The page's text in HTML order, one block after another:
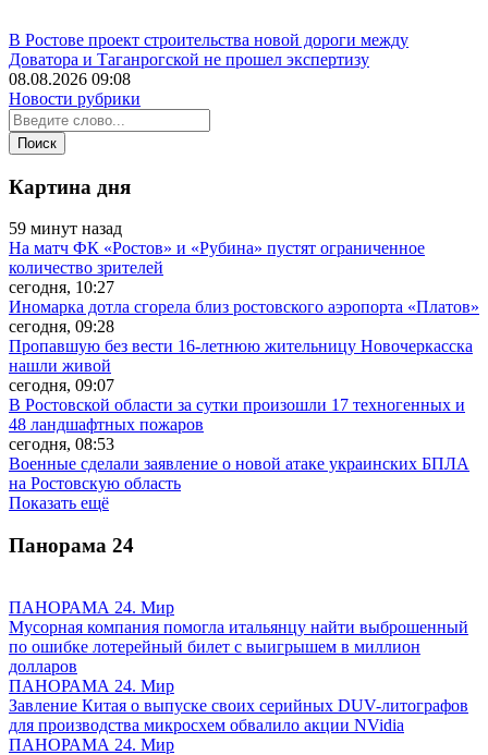
В Ростове проект строительства новой дороги между
Доватора и Таганрогской не прошел экспертизу
08.08.2026 09:08
Новости рубрики
Картина дня
59 минут назад
На матч ФК «Ростов» и «Рубина» пустят ограниченное
количество зрителей
сегодня, 10:27
Иномарка дотла сгорела близ ростовского аэропорта «Платов»
сегодня, 09:28
Пропавшую без вести 16-летнюю жительницу Новочеркасска
нашли живой
сегодня, 09:07
В Ростовской области за сутки произошли 17 техногенных и
48 ландшафтных пожаров
сегодня, 08:53
Военные сделали заявление о новой атаке украинских БПЛА
на Ростовскую область
Показать ещё
Панорама 24
ПАНОРАМА 24. Мир
Мусорная компания помогла итальянцу найти выброшенный
по ошибке лотерейный билет с выигрышем в миллион
долларов
ПАНОРАМА 24. Мир
Завление Китая о выпуске своих серийных DUV-литографов
для производства микросхем обвалило акции NVidia
ПАНОРАМА 24. Мир